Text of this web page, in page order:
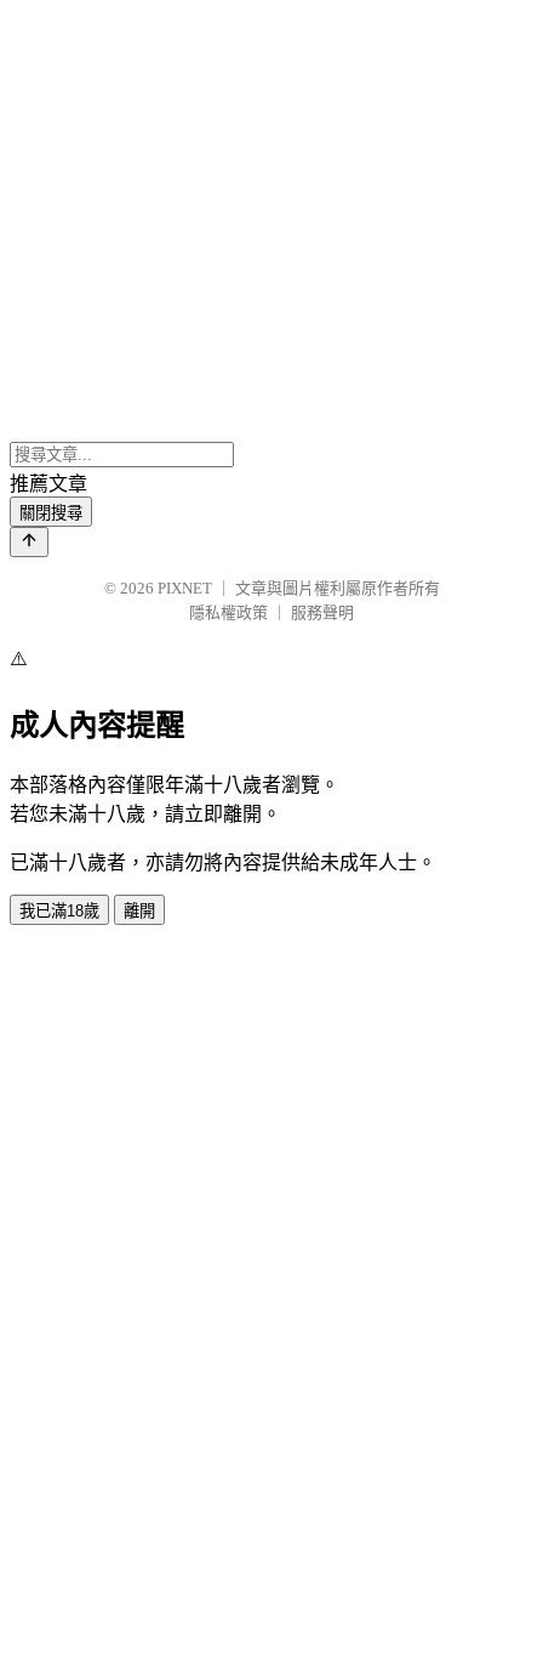
推薦文章
關閉搜尋
© 2026 PIXNET
文章與圖片權利屬原作者所有
隱私權政策
服務聲明
⚠️
成人內容提醒
本部落格內容僅限年滿十八歲者瀏覽。
若您未滿十八歲，請立即離開。
已滿十八歲者，亦請勿將內容提供給未成年人士。
我已滿18歲 離開